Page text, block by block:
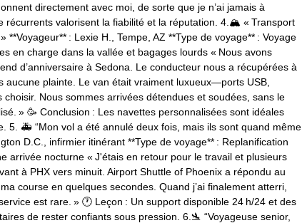
directement avec moi, de sorte que je n’ai jamais à
récurrents valorisent la fiabilité et la réputation. 4.🏔 « Transport
: Lexie H., Tempe, AZ **Type de voyage** : Voyage
en charge dans la vallée et bagages lourds « Nous avons
d’anniversaire à Sedona. Le conducteur nous a récupérées à
aucune plainte. Le van était vraiment luxueux—ports USB,
Nous sommes arrivées détendues et soudées, sans le
» 🥳 Conclusion : Les navettes personnalisées sont idéales
5. 🚑 “Mon vol a été annulé deux fois, mais ils sont quand même
D.C., infirmier itinérant **Type de voyage** : Replanification
arrivée nocturne « J'étais en retour pour le travail et plusieurs
à PHX vers minuit. Airport Shuttle of Phoenix a répondu au
course en quelques secondes. Quand j’ai finalement atterri,
est rare. » 🕐 Leçon : Un support disponible 24 h/24 et des
de rester confiants sous pression. 6.🛬 “Voyageuse senior,